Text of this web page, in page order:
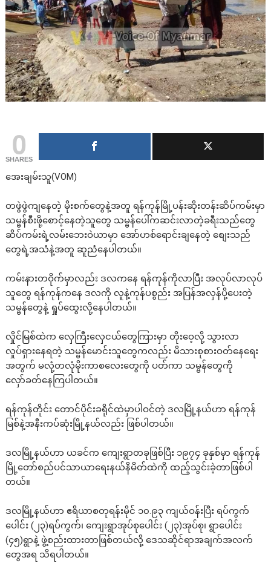
0
SHARES
အေးချမ်းသူ(VOM)
တဖွဲဖွဲကျနေတဲ့ မိုးစက်တွေနဲ့အတူ ရန်ကုန်မြို့ပန်းဆိုးတန်းဆိပ်ကမ်းမှာ
သမ္ဗန်စီးဖို့စောင့်နေတဲ့သူတွေ သမ္ဗန်ပေါ်ကဆင်းလာတဲ့ခရီးသည်တွေ
ဆိပ်ကမ်းရဲ့လမ်းဘေးဝဲယာမှာ အော်ဟစ်ရောင်းချနေတဲ့ စျေးသည်
တွေရဲ့အသံနဲ့အတူ ဆူညံနေပါတယ်။
ကမ်းနားတဝိုက်မှာလည်း ဒလကနေ ရန်ကုန်ကိုလာပြီး အလုပ်လာလုပ်
သူတွေ ရန်ကုန်ကနေ ဒလကို လူနဲ့ကုန်ပစွည်း အပြန်အလှန်ပို့ပေးတဲ့
သမ္ဗန်တွေနဲ့ ရှုပ်ထွေးလို့နေပါတယ်။
လှိုင်မြစ်ထဲက လှေကြီးလှေငယ်တွေကြားမှာ တိုးဝေ့လို့ သွားလာ
လှုပ်ရှားနေရတဲ့ သမ္ဗန်မောင်းသူတွေကလည်း မိသားစုစားဝတ်နေရေး
အတွက် မလုံ့တလုံမိုးကာစလေးတွေကို ပတ်ကာ သမ္ဗန်တွေကို
လှော်ခတ်နေကြပါတယ်။
ရန်ကုန်တိုင်း တောင်ပိုင်းခရိုင်ထဲမှာပါဝင်တဲ့ ဒလမြို့နယ်ဟာ ရန်ကုန်
မြစ်နဲ့အနီးကပ်ဆုံးမြို့နယ်လည်း ဖြစ်ပါတယ်။
ဒလမြို့နယ်ဟာ ယခင်က ကျေးရွာတခုဖြစ်ပြီး ၁၉၇၄ ခုနှစ်မှာ ရန်ကုန်
မြို့တော်စည်ပင်သာယာရေးနယ်နိမိတ်ထဲကို ထည့်သွင်းခဲ့တာဖြစ်ပါ
တယ်။
ဒလမြို့နယ်ဟာ ဧရိယာစတုရန်းမိုင် ၁၀.၉၃ ကျယ်ဝန်းပြီး ရပ်ကွက်
ပေါင်း (၂၃)ရပ်ကွက်၊ ကျေးရွာအုပ်စုပေါင်း (၂၃)အုပ်စု၊ ရွာပေါင်း
(၄၅)ရွာနဲ့ ဖွဲ့စည်းထားတာဖြစ်တယ်လို့ ဒေသဆိုင်ရာအချက်အလက်
တွေအရ သိရပါတယ်။